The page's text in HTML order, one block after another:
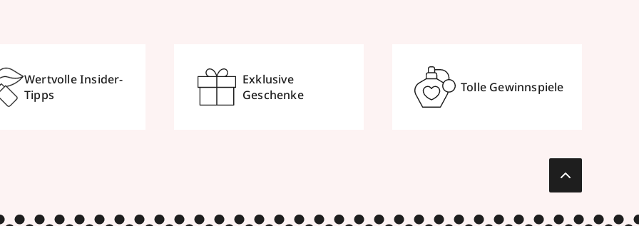
Wertvolle Insider-
Tipps
Exklusive
Geschenke
Tolle Gewinnspiele